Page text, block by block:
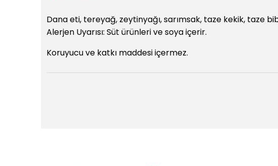
Dana eti, tereyağ, zeytinyağı, sarımsak, taze kekik, taze
Alerjen Uyarısı: Süt ürünleri ve soya içerir.
Koruyucu ve katkı maddesi içermez.